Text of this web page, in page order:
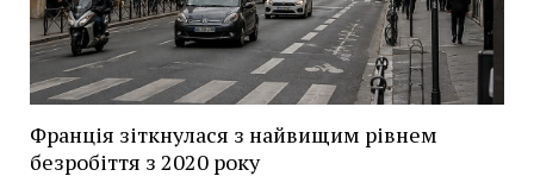
Франція зіткнулася з найвищим рівнем
безробіття з 2020 року